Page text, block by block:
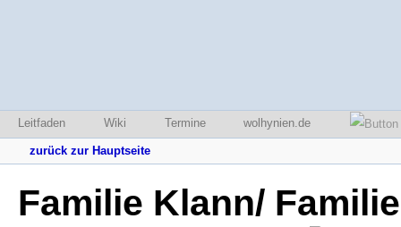
Leitfaden Wiki Termine wolhynien.de
zurück zur Hauptseite
Familie Klann/